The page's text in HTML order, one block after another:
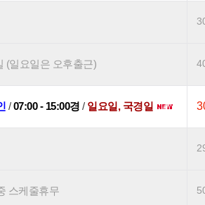
(일요일은 오후출근)
/07:00 - 15:00경 / 일요일, 국경일
스케줄휴무